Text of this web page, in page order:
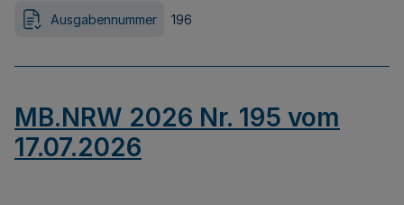
Ausgabennummer 196
MB.NRW 2026 Nr. 195 vom
17.07.2026